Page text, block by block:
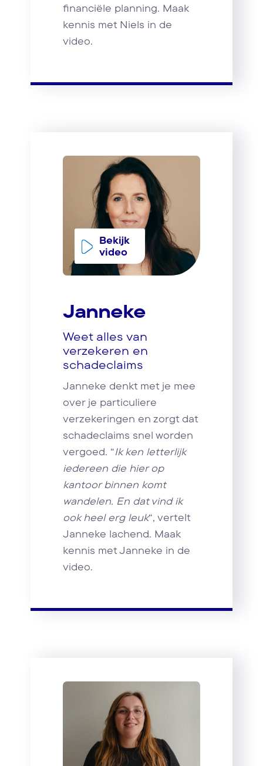
financiële planning. Maak
kennis met Niels in de
video.
Janneke
Weet alles van
verzekeren en
schadeclaims
Janneke denkt met je mee
over je particuliere
verzekeringen en zorgt dat
schadeclaims snel worden
vergoed. “Ik ken letterlijk
iedereen die hier op
kantoor binnen komt
wandelen. En dat vind ik
ook heel erg leuk“, vertelt
Janneke lachend. Maak
kennis met Janneke in de
video.
Bekijk
video